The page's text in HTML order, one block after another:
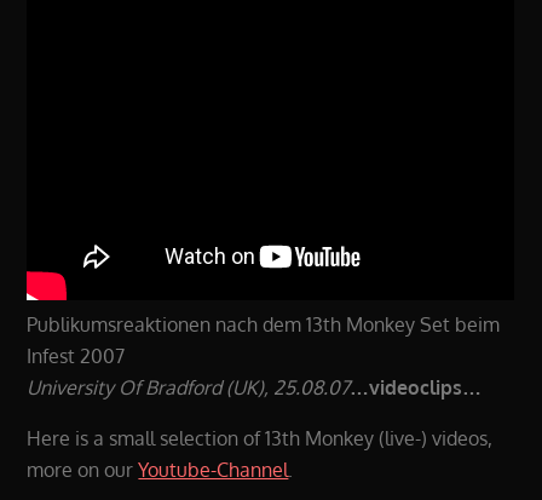
Publikumsreaktionen nach dem 13th Monkey Set beim
Infest 2007
University Of Bradford (UK), 25.08.07…videoclips…
Here is a small selection of 13th Monkey (live-) videos,
more on ourYoutube-Channel